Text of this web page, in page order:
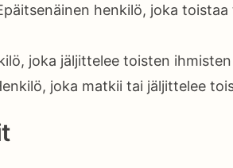
henkilö, joka
joka jäljittelee toisten
joka matkii tai jäljittelee